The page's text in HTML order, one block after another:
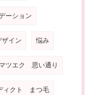
ーション
イン 悩み
マツエク 思い通り
ィクト まつ毛